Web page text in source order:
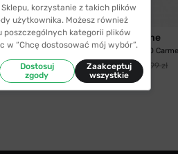
WYSYŁKA 24H
inne korekcyjne
Luxol Design 8020
177,99 zł 249,99 zł
korzystanie z takich plików
użytkownika. Możesz również
poszczególnych kategorii plików
w “Chcę dostosować mój wybór”.
Dostosuj
zgody
Zaakceptuj
wszystkie